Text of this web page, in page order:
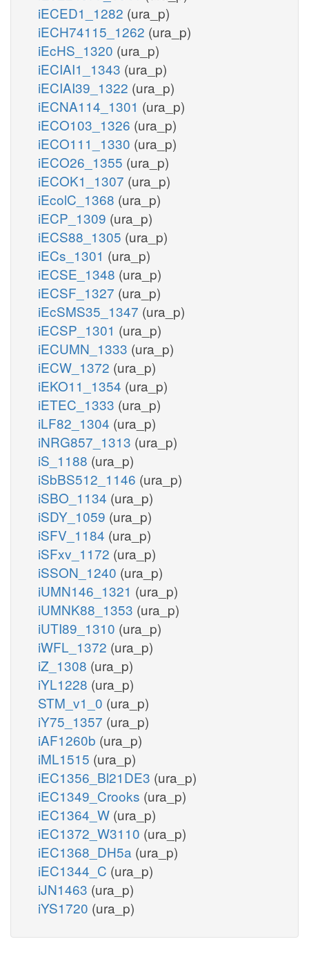
iECED1_1282 (ura_p)
iECH74115_1262 (ura_p)
iEcHS_1320 (ura_p)
iECIAI1_1343 (ura_p)
iECIAI39_1322 (ura_p)
iECNA114_1301 (ura_p)
iECO103_1326 (ura_p)
iECO111_1330 (ura_p)
iECO26_1355 (ura_p)
iECOK1_1307 (ura_p)
iEcolC_1368 (ura_p)
iECP_1309 (ura_p)
iECS88_1305 (ura_p)
iECs_1301 (ura_p)
iECSE_1348 (ura_p)
iECSF_1327 (ura_p)
iEcSMS35_1347 (ura_p)
iECSP_1301 (ura_p)
iECUMN_1333 (ura_p)
iECW_1372 (ura_p)
iEKO11_1354 (ura_p)
iETEC_1333 (ura_p)
iLF82_1304 (ura_p)
iNRG857_1313 (ura_p)
iS_1188 (ura_p)
iSbBS512_1146 (ura_p)
iSBO_1134 (ura_p)
iSDY_1059 (ura_p)
iSFV_1184 (ura_p)
iSFxv_1172 (ura_p)
iSSON_1240 (ura_p)
iUMN146_1321 (ura_p)
iUMNK88_1353 (ura_p)
iUTI89_1310 (ura_p)
iWFL_1372 (ura_p)
iZ_1308 (ura_p)
iYL1228 (ura_p)
STM_v1_0 (ura_p)
iY75_1357 (ura_p)
iAF1260b (ura_p)
iML1515 (ura_p)
iEC1356_Bl21DE3 (ura_p)
iEC1349_Crooks (ura_p)
iEC1364_W (ura_p)
iEC1372_W3110 (ura_p)
iEC1368_DH5a (ura_p)
iEC1344_C (ura_p)
iJN1463 (ura_p)
iYS1720 (ura_p)